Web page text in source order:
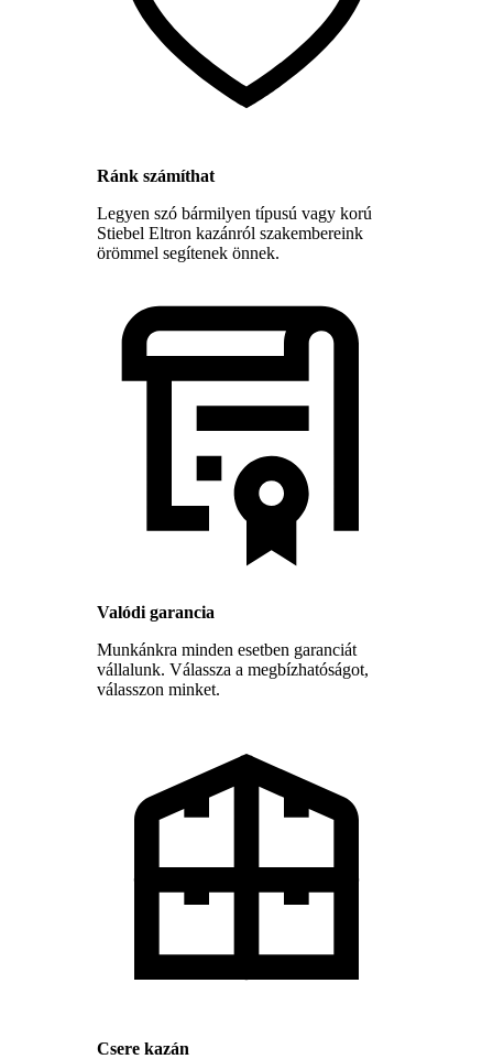
Ránk számíthat
Legyen szó bármilyen típusú vagy korú
Stiebel Eltron kazánról szakembereink
örömmel segítenek önnek.
Valódi garancia
Munkánkra minden esetben garanciát
vállalunk. Válassza a megbízhatóságot,
válasszon minket.
Csere kazán